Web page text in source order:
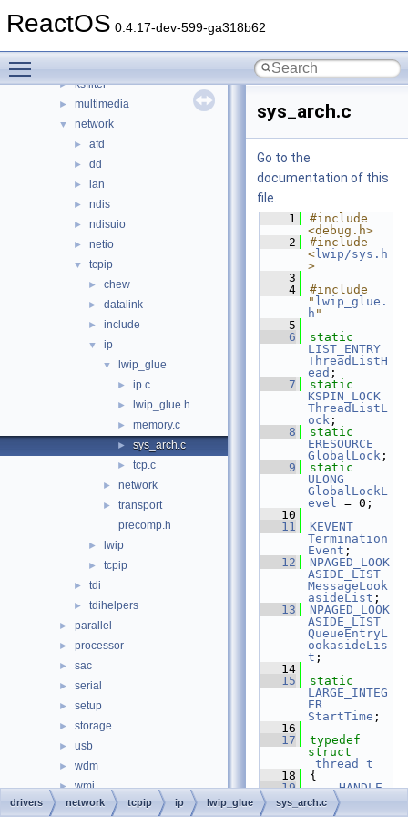
ReactOS 0.4.17-dev-599-ga318b62
► filters
► ksfilter
► multimedia
▼ network
► afd
► dd
► lan
► ndis
► ndisuio
► netio
▼ tcpip
► chew
► datalink
► include
▼ ip
▼ lwip_glue
► ip.c
► lwip_glue.h
► memory.c
► sys_arch.c
► tcp.c
► network
►
transport
precomp.h
► lwip
► tcpip
► tdi
► tdihelpers
► parallel
► processor
► sac
► serial
► setup
► storage
► usb
► wdm
► wmi
► hal
sys_arch.c
Go to the
documentation of this
file.
    1
#include
<debug.h>
    2
#include
< lwip/sys.h
>
    3
    4
#include
" lwip_glue.
h "
    5
    6
static
LIST_ENTRY
ThreadListH
ead ;
    7
static
KSPIN_LOCK
ThreadListL
ock ;
    8
static
ERESOURCE
GlobalLock ;
    9
static
ULONG
GlobalLockL
evel = 0;
   10
   11
KEVENT
Termination
Event ;
   12
NPAGED_LOOK
ASIDE_LIST
MessageLook
asideList ;
   13
NPAGED_LOOK
ASIDE_LIST
QueueEntryL
ookasideLis
t ;
   14
   15
static
LARGE_INTEG
ER
StartTime ;
   16
   17
typedef
_thread_t
   18
{
   19
HANDLE
Handle
   20
void
drivers network tcpip ip lwip_glue sys_arch.c